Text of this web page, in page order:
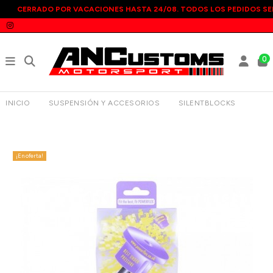
CERRADO POR VACACIONES HASTA 24/08. TODOS LOS PEDIDOS
0
INICIO SUSPENSIÓN Y ACCESORIOS
SILENTBLOCKS
¡En oferta!